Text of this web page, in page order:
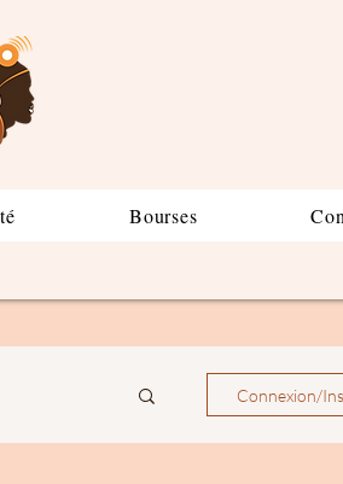
Bourses
Connexion/